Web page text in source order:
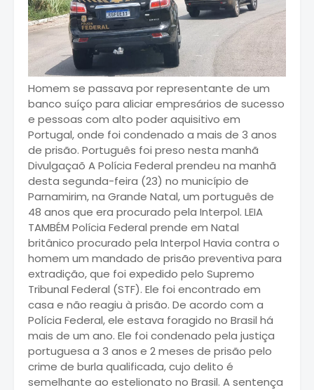
Homem se passava por representante de um
banco suíço para aliciar empresários de sucesso
e pessoas com alto poder aquisitivo em
Portugal, onde foi condenado a mais de 3 anos
de prisão. Português foi preso nesta manhã
Divulgaçaõ A Polícia Federal prendeu na manhã
desta segunda-feira (23) no município de
Parnamirim, na Grande Natal, um português de
48 anos que era procurado pela Interpol. LEIA
TAMBÉM Polícia Federal prende em Natal
britânico procurado pela Interpol Havia contra o
homem um mandado de prisão preventiva para
extradição, que foi expedido pelo Supremo
Tribunal Federal (STF). Ele foi encontrado em
casa e não reagiu à prisão. De acordo com a
Polícia Federal, ele estava foragido no Brasil há
mais de um ano. Ele foi condenado pela justiça
portuguesa a 3 anos e 2 meses de prisão pelo
crime de burla qualificada, cujo delito é
semelhante ao estelionato no Brasil. A sentença